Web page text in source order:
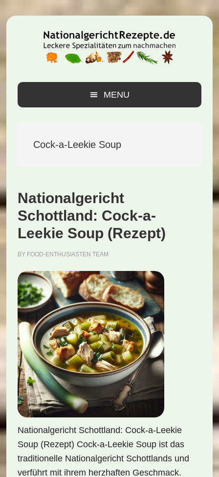
Hauptnavigation
Inhalt
Seitenspalte
MENU
Cock-a-Leekie Soup
Nationalgericht
Schottland: Cock-a-
Leekie Soup (Rezept)
BY FOOD-ENTHUSIASTEN TEAM
Nationalgericht Schottland: Cock-a-Leekie
Soup (Rezept) Cock-a-Leekie Soup ist das
traditionelle Nationalgericht Schottlands und
verführt mit ihrem herzhaften Geschmack.